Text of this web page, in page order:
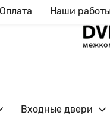
Оплата Наши
Входные двери